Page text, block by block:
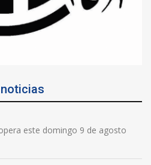
este domingo 9 de agosto